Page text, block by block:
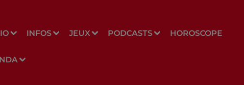
INFOS JEUX PODCASTS HOROSCOPE